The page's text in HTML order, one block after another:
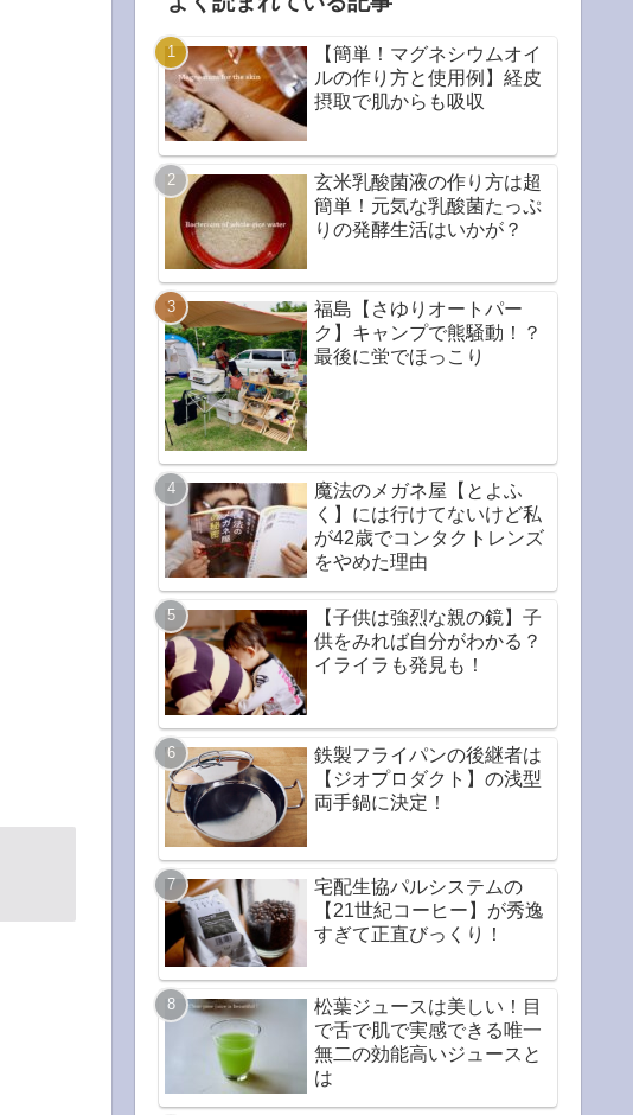
【簡単！マグネシウムオイ
ルの作り方と使用例】経皮
摂取で肌からも吸収
玄米乳酸菌液の作り方は超
簡単！元気な乳酸菌たっぷ
りの発酵生活はいかが？
福島【さゆりオートパー
ク】キャンプで熊騒動！？
最後に蛍でほっこり
魔法のメガネ屋【とよふ
く】には行けてないけど私
が42歳でコンタクトレンズ
をやめた理由
【子供は強烈な親の鏡】子
供をみれば自分がわかる？
イライラも発見も！
鉄製フライパンの後継者は
【ジオプロダクト】の浅型
両手鍋に決定！
宅配生協パルシステムの
【21世紀コーヒー】が秀逸
すぎて正直びっくり！
松葉ジュースは美しい！目
で舌で肌で実感できる唯一
無二の効能高いジュースと
は